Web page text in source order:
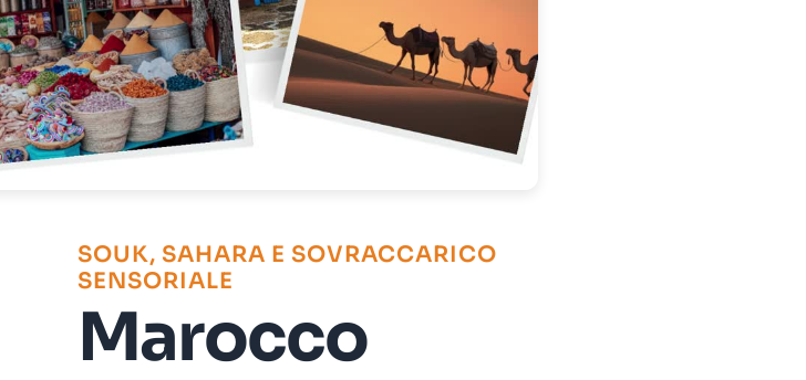
SOUK, SAHARA E SOVRACCARICO
SENSORIALE
Marocco